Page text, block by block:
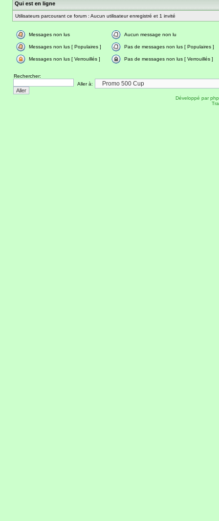
Qui est en ligne
Utilisateurs parcourant ce forum : Aucun utilisateur enregistré et 1 invité
Messages non lus Aucun message non lu
Messages non lus [ Populaires ] Pas de messages non lus [ Populaires ]
Messages non lus [ Verrouillés ] Pas de messages non lus [ Verrouillés ]
Rechercher:
Aller à:
Développé par